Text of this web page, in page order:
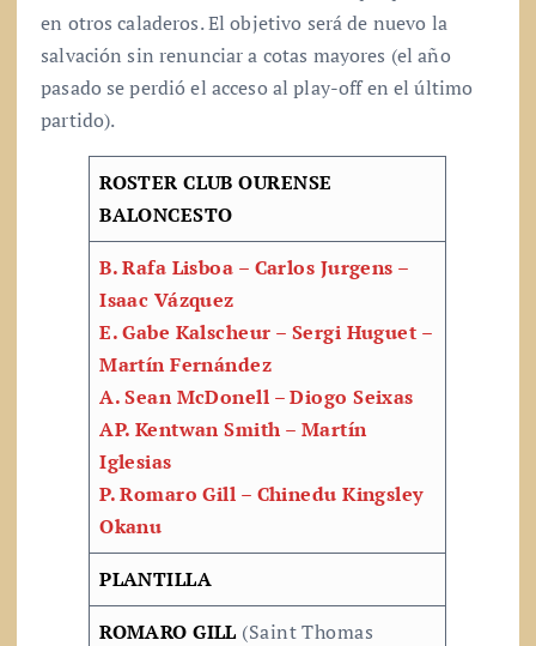
en otros caladeros. El objetivo será de nuevo la
salvación sin renunciar a cotas mayores (el año
pasado se perdió el acceso al play-off en el último
partido).
ROSTER CLUB OURENSE
BALONCESTO
B. Rafa Lisboa – Carlos Jurgens –
Isaac Vázquez
E. Gabe Kalscheur – Sergi Huguet –
Martín Fernández
A.Sean McDonell –Diogo Seixas
AP. Kentwan Smith – Martín
Iglesias
P. Romaro Gill – Chinedu Kingsley
Okanu
PLANTILLA
ROMARO GILL (Saint Thomas